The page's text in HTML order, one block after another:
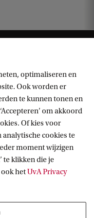
optimaliseren en
Ook worden er
te kunnen tonen en
om akkoord
Of kies voor
analytische cookies te
moment wijzigen
te klikken die je
hetUvA Privacy